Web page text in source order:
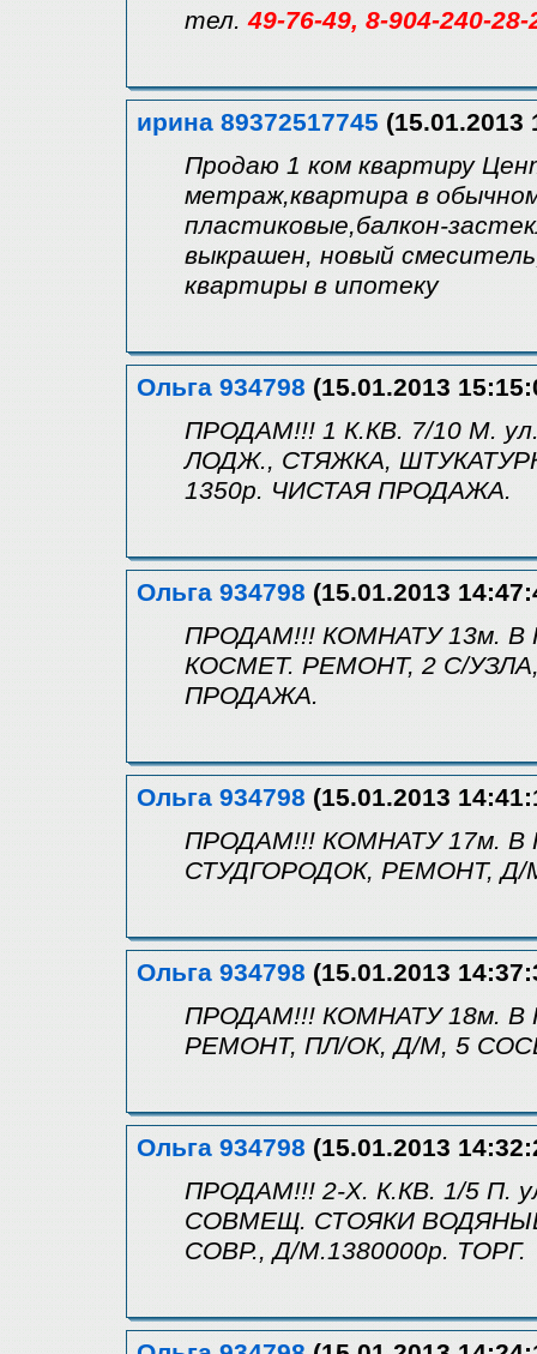
тел.49-76-49, 8-904-240-28-
ирина 89372517745 (15.01.2013
Продаю 1 ком квартиру
метраж,квартира в
пластиковые,балкон-
выкрашен, новый
квартиры в ипотеку
Ольга 934798 (15.01.2013
ПРОДАМ!!! 1 К.КВ. 7/10 М.
ЛОДЖ., СТЯЖКА,
1350р. ЧИСТАЯ ПРОДАЖА.
Ольга 934798 (15.01.2013
ПРОДАМ!!! КОМНАТУ 13м. В
КОСМЕТ. РЕМОНТ, 2 С/
ПРОДАЖА.
Ольга 934798 (15.01.2013
ПРОДАМ!!! КОМНАТУ 17м. В
СТУДГОРОДОК, РЕМОНТ, Д/
Ольга 934798 (15.01.2013
ПРОДАМ!!! КОМНАТУ 18м. В
РЕМОНТ, ПЛ/ОК, Д/М, 5
Ольга 934798 (15.01.2013
ПРОДАМ!!! 2-Х. К.КВ. 1/5 П.
СОВМЕЩ. СТОЯКИ
СОВР., Д/М.1380000р. ТОРГ.